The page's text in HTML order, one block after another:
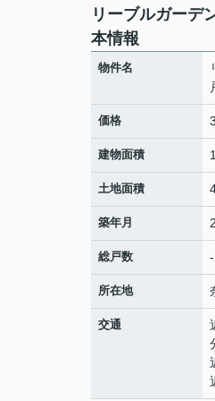
リーブルガーデ
本情報
物件名
価格
建物面積
土地面積
築年月
総戸数 -
所在地
交通